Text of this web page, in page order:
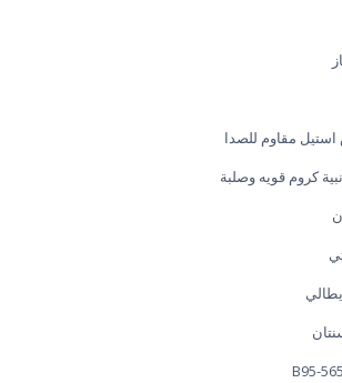
استيل مقاوم للصدا
كروم قويه وصلبة